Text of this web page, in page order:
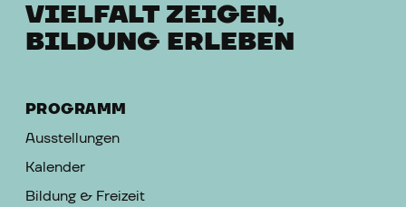
VIELFALT ZEIGEN,
BILDUNG ERLEBEN
PROGRAMM
Ausstellungen
Kalender
Bildung & Freizeit